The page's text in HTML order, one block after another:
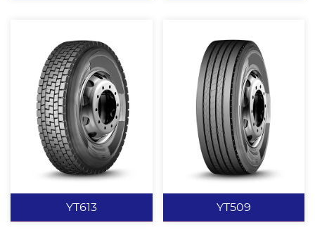
YT603
公路型高速花纹，具有优
良的高速行驶性能。 封闭
式胎肩设计，减少轮胎偏
磨。 三条直线环胎主沟设
计，增强轮胎排水性能及
行驶稳定性。 行驶噪音
查看更多
YT605
一般路面为主，能适合不
同路面使用。 独特的带束
层结构，胎面采用分层设
计，高耐磨、低生热的胎
冠配方。 胎肩部位的花纹
沟散热效率高、驱动力
好、操纵性好。
查看更多
YT613
YT509